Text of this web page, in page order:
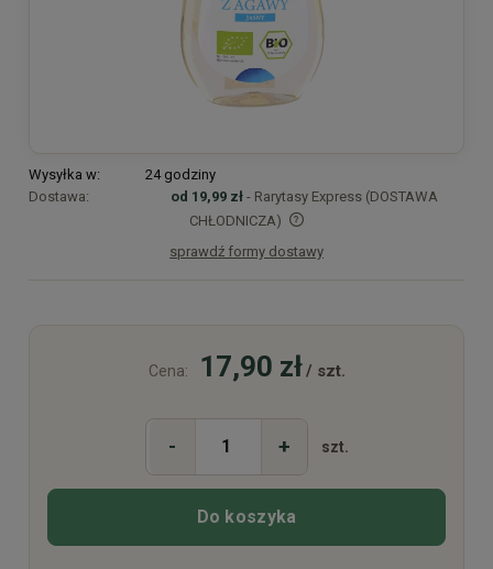
Wysyłka w:
24 godziny
Dostawa:
od 19,99 zł - Rarytasy Express (DOSTAWA
CHŁODNICZA)
Cena nie zawiera ewentualnych kosztów płatności
sprawdź formy dostawy
Cena: 17,90 zł/ szt.
- + szt.
Do koszyka